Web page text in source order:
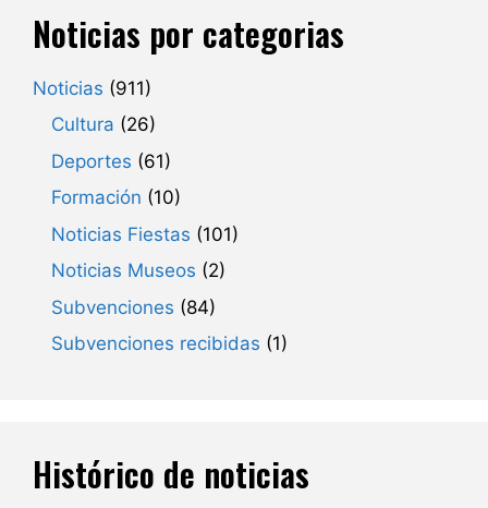
Noticias por categorias
Noticias (911)
Cultura (26)
Deportes (61)
Formación (10)
Noticias Fiestas (101)
Noticias Museos (2)
Subvenciones (84)
Subvenciones recibidas (1)
Histórico de noticias